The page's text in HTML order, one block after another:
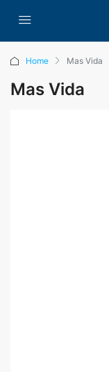
Home Mas Vida
Mas Vida